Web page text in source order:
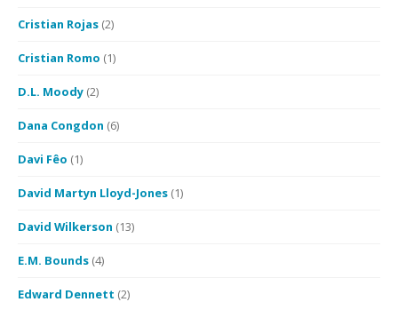
Cristian Rojas (2)
Cristian Romo (1)
D.L. Moody (2)
Dana Congdon (6)
Davi Fêo (1)
David Martyn Lloyd-Jones (1)
David Wilkerson (13)
E.M. Bounds (4)
Edward Dennett (2)